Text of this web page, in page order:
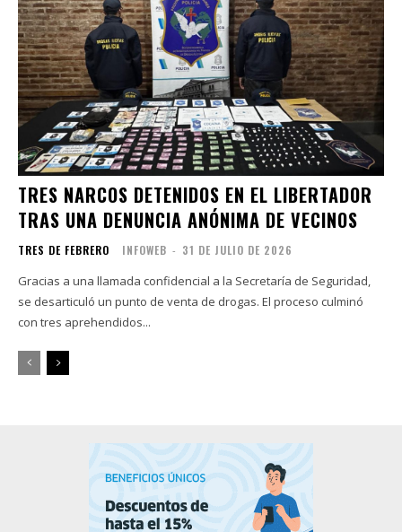
TRES NARCOS DETENIDOS EN EL LIBERTADOR
TRAS UNA DENUNCIA ANÓNIMA DE VECINOS
TRES DE FEBRERO INFOWEB - 31 DE JULIO DE 2026
Gracias a una llamada confidencial a la Secretaría de Seguridad,
se desarticuló un punto de venta de drogas. El proceso culminó
con tres aprehendidos...